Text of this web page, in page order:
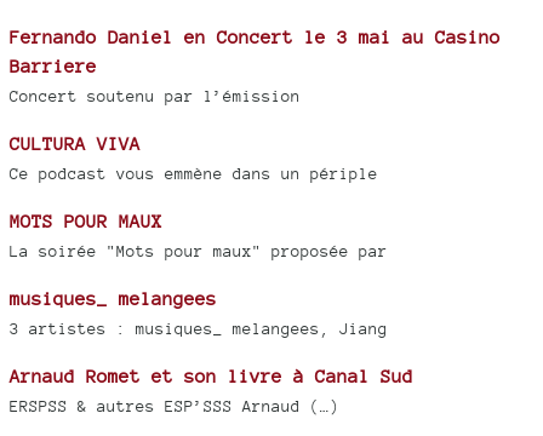
Fernando Daniel en Concert le 3 mai au Casino
Barriere
Concert soutenu par l’émission
CULTURA VIVA
Ce podcast vous emmène dans un périple
MOTS POUR MAUX
La soirée "Mots pour maux" proposée par
musiques_ melangees
3 artistes : musiques_ melangees, Jiang
Arnaud Romet et son livre à Canal Sud
ERSPSS & autres ESP’SSS Arnaud (…)